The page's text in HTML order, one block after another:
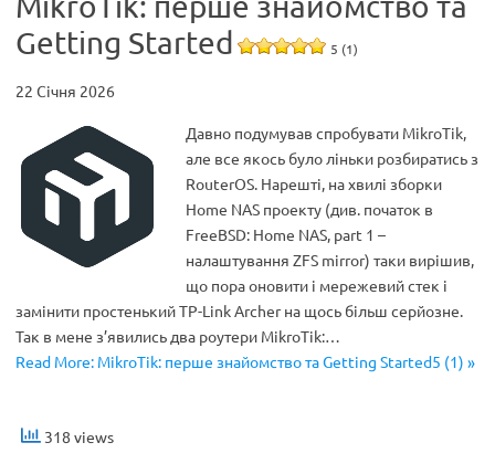
Getting Started
5 (1)
22 Січня 2026
Давно подумував спробувати MikroTik,
але все якось було ліньки розбиратись з
RouterOS. Нарешті, на хвилі зборки
Home NAS проекту (див. початок в
FreeBSD: Home NAS, part 1 –
налаштування ZFS mirror) таки вирішив,
що пора оновити і мережевий стек і
замінити простенький TP-Link Archer на щось більш серйозне.
Так в мене з’явились два роутери MikroTik:…
Read More: MikroTik: перше знайомство та Getting Started5 (1) »
318 views